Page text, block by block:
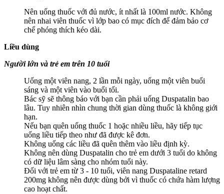
Nên uống thuốc với đủ nước, ít nhất là 100ml nước. Không
nên nhai viên thuốc vì lớp bao có mục đích để đảm bảo cơ
chế phóng thích kéo dài.
Liều dùng
Người lớn và trẻ em trên 10 tuổi
Uống một viên nang, 2 lần mỗi ngày, uống một viên buổi
sáng và một viên vào buổi tối.
Bác sỹ sẽ thông báo với bạn cần phải uống Duspatalin bao
lâu. Tuy nhiên nhìn chung thời gian dùng thuốc là không giới
hạn.
Nếu bạn quên uống thuốc 1 hoặc nhiều liều, hãy tiếp tục
uống liều tiếp theo như đã được kê đơn.
Không uống các liều đã quên thêm vào liều định kỳ.
Không nên dùng Duspatalin cho trẻ em dưới 3 tuổi do không
có dữ liệu lâm sàng cho nhóm tuổi này.
Đối với trẻ em từ 3 - 10 tuổi, viên nang Duspataline retard
200mg không nên được dùng bởi vì thuốc có chứa hàm lượng
cao hoạt chất.